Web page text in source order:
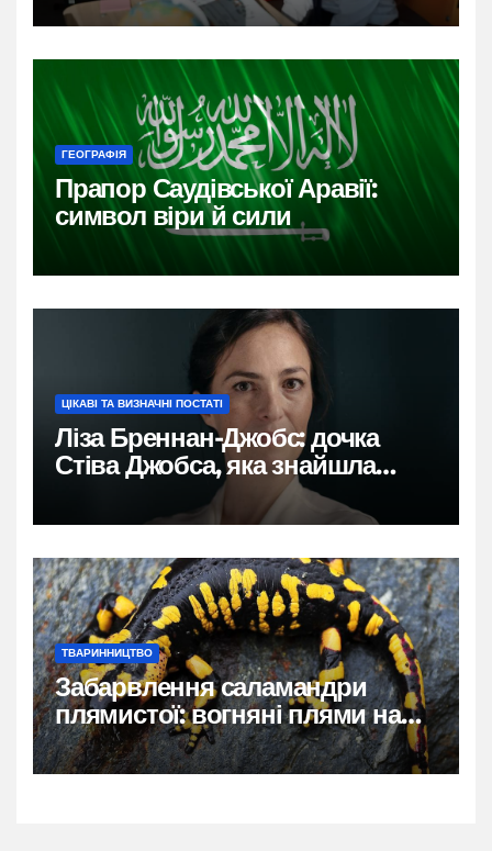
ГЕОГРАФІЯ
Прапор Саудівської Аравії:
символ віри й сили
ЦІКАВІ ТА ВИЗНАЧНІ ПОСТАТІ
Ліза Бреннан-Джобс: дочка
Стіва Джобса, яка знайшла
власний голос
ТВАРИННИЦТВО
Забарвлення саламандри
плямистої: вогняні плями на
чорному тлі